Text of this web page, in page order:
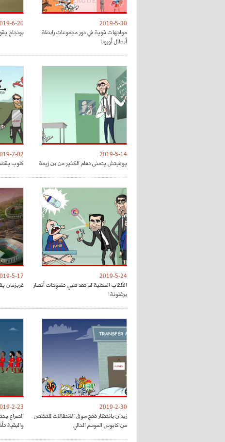
2019-5-30
مواجهات قوية في دور مجموعات رابطة
أبطال أوروبا
6-20
بونجاح
2019-5-14
يوفيتش يتمنى تعلم الكثير من بن زيمة
7-02
كلوب
2019-5-24
الألقاب المحلية لم تعد تلبي طموحات أنصار
برشلونة!
5-17
غريزمان
2019-2-30
زيدان بانتظار فتح سوق الانتقالات للتخلص
من كابوس الموسم الحالي
2-23
الصراع
والبقية